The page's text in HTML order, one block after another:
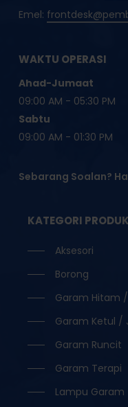
Emel:
WAKTU OPERASI
Ahad-Jumaat
09:00 AM - 05:30 PM
Sabtu
09:00 AM - 01:30 PM
Sebarang Soalan?
KATEGORI PRODUK
Aksesori
Borong
Garam Hitam
Garam Ketul /
Garam Runcit
Garam Terapi
Lampu Garam